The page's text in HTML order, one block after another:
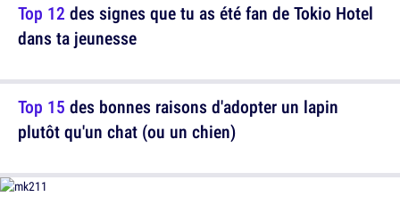
Top 12 des signes que tu as été fan de Tokio Hotel
dans ta jeunesse
Top 15 des bonnes raisons d'adopter un lapin
plutôt qu'un chat (ou un chien)